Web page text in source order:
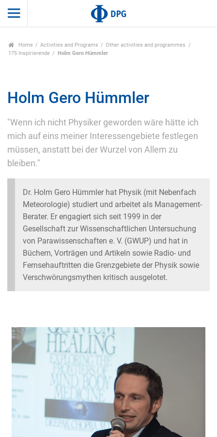
Home Activities and Programs
Other activities and programmes
175 Inspirierende
Holm Gero Hümmler
Holm Gero Hümmler
"Wenn ich nicht Physiker geworden wäre hätte ich
mich auf eins meiner Interessengebiete festlegen
müssen, anstatt bei der Wurzel von Allem zu
bleiben."
Dr. Holm Gero Hümmler hat Physik (mit Nebenfach
Meteorologie) studiert und arbeitet als Management-
Berater. Er engagiert sich seit 1999 in der
Gesellschaft zur Wissenschaftlichen Untersuchung
von Parawissenschaften e. V. (GWUP) und hat in
Büchern, Vorträgen und Artikeln sowie Radio- und
Fernsehauftritten die Grenzgebiete der Physik sowie
Verschwörungsmythen kritisch ausgelotet.